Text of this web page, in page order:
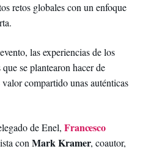
retos globales con un enfoque
las experiencias de los
se plantearon hacer de
compartido unas auténticas
de Enel, Francesco
conMark Kramer, coautor,